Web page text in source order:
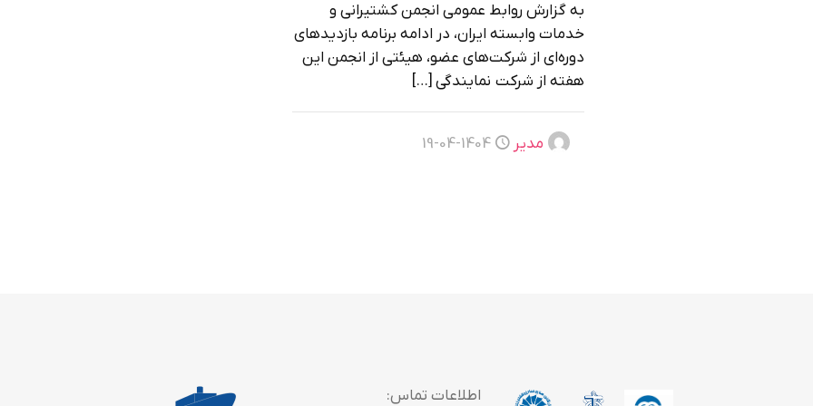
به گزارش روابط عمومی انجمن کشتیرانی و
خدمات وابسته ایران، در ادامه برنامه بازدیدهای
دوره‌ای از شرکت‌های عضو، هیئتی از انجمن این
هفته از شرکت نمایندگی[…]
مدیر 1404-04-19
اطلاعات تماس: